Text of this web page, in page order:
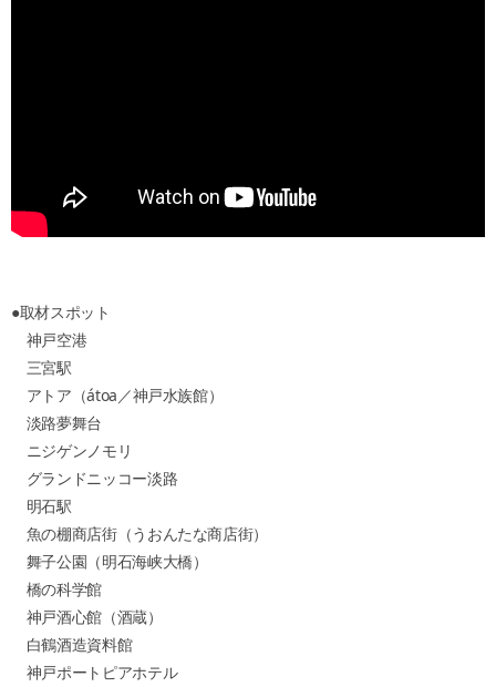
●取材スポット
神戸空港
三宮駅
アトア（átoa／神戸水族館）
淡路夢舞台
ニジゲンノモリ
グランドニッコー淡路
明石駅
魚の棚商店街（うおんたな商店街）
舞子公園（明石海峡大橋）
橋の科学館
神戸酒心館（酒蔵）
白鶴酒造資料館
神戸ポートピアホテル